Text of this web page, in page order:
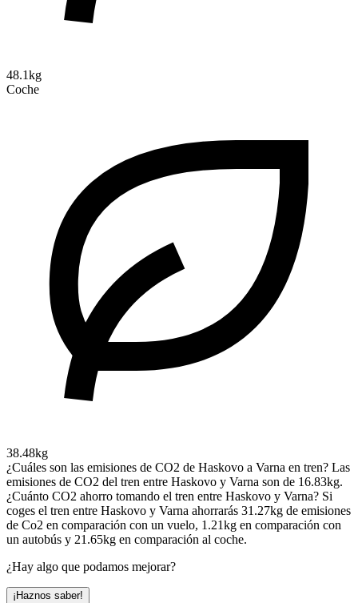
48.1kg
Coche
38.48kg
¿Cuáles son las emisiones de CO2 de Haskovo a Varna en tren? Las
emisiones de CO2 del tren entre Haskovo y Varna son de 16.83kg.
¿Cuánto CO2 ahorro tomando el tren entre Haskovo y Varna? Si
coges el tren entre Haskovo y Varna ahorrarás 31.27kg de emisiones
de Co2 en comparación con un vuelo, 1.21kg en comparación con
un autobús y 21.65kg en comparación al coche.
¿Hay algo que podamos mejorar?
¡Haznos saber!